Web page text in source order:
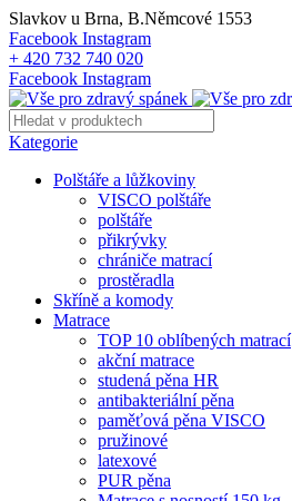
Slavkov u Brna, B.Němcové 1553
Facebook Instagram
+ 420 732 740 020
Facebook Instagram
Kategorie
Polštáře a lůžkoviny
VISCO polštáře
polštáře
přikrývky
chrániče matrací
prostěradla
Skříně a komody
Matrace
TOP 10 oblíbených matrací
akční matrace
studená pěna HR
antibakteriální pěna
paměťová pěna VISCO
pružinové
latexové
PUR pěna